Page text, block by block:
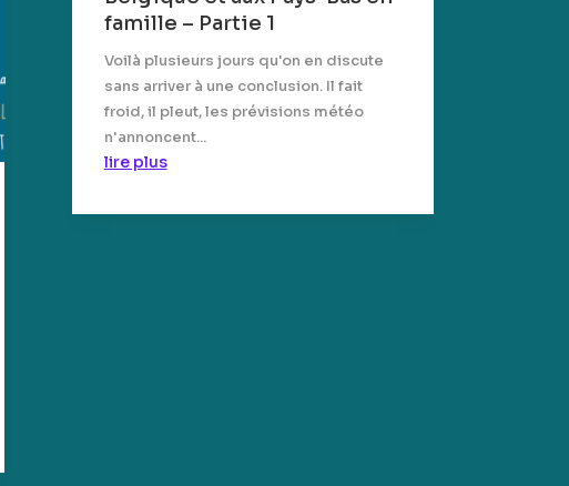
famille – Partie 1
Voilà plusieurs jours qu'on en discute
sans arriver à une conclusion. Il fait
froid, il pleut, les prévisions météo
n'annoncent...
lire plus